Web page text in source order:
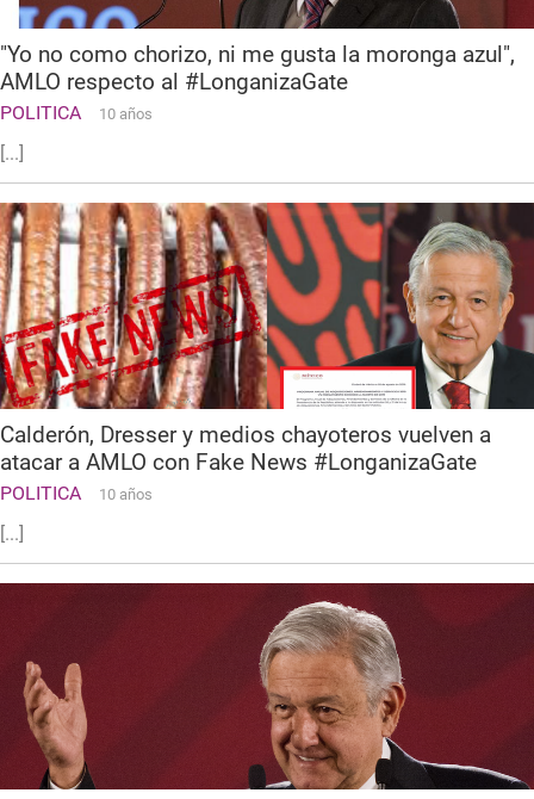
"Yo no como chorizo, ni me gusta la moronga azul",
AMLO respecto al #LonganizaGate
POLITICA 10 años
[...]
Calderón, Dresser y medios chayoteros vuelven a
atacar a AMLO con Fake News #LonganizaGate
POLITICA 10 años
[...]